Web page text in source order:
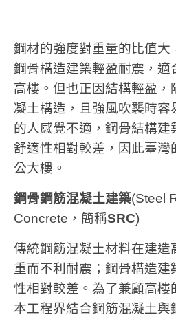
鋼材的強度對重量的比值大
鋼骨構造建築輕盈耐震，適
高樓。但也正因結構輕盈，
凝土構造，且強風吹襲時容
的人感覺不適，鋼骨結構建
舒適性相對較差，因此臺灣
公大樓。
鋼骨鋼筋混凝土建築(Steel
Concrete，簡稱SRC)
傳統鋼筋混凝土材料在建造
重而不利耐震；鋼骨構造建
性相對較差。為了兼顧高樓
本工程界結合鋼筋混凝土與